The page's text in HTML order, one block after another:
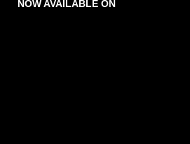
NOW AVAILABLE ON